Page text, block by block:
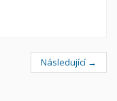
Následující →